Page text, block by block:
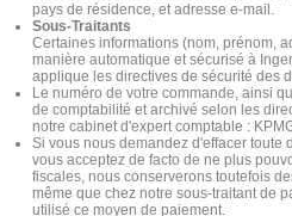
pays de résidence, et adresse e-mail.
Sous-Traitants
Certaines informations (nom, prénom,
manière automatique et sécurisé à
applique les directives de sécurité des
Le numéro de votre commande, ainsi
de comptabilité et archivé selon les
notre cabinet d'expert comptable :
Si vous nous demandez d'effacer toute
vous acceptez de facto de ne plus
fiscales, nous conserverons toutefois
même que chez notre sous-traitant de
utilisé ce moyen de paiement.